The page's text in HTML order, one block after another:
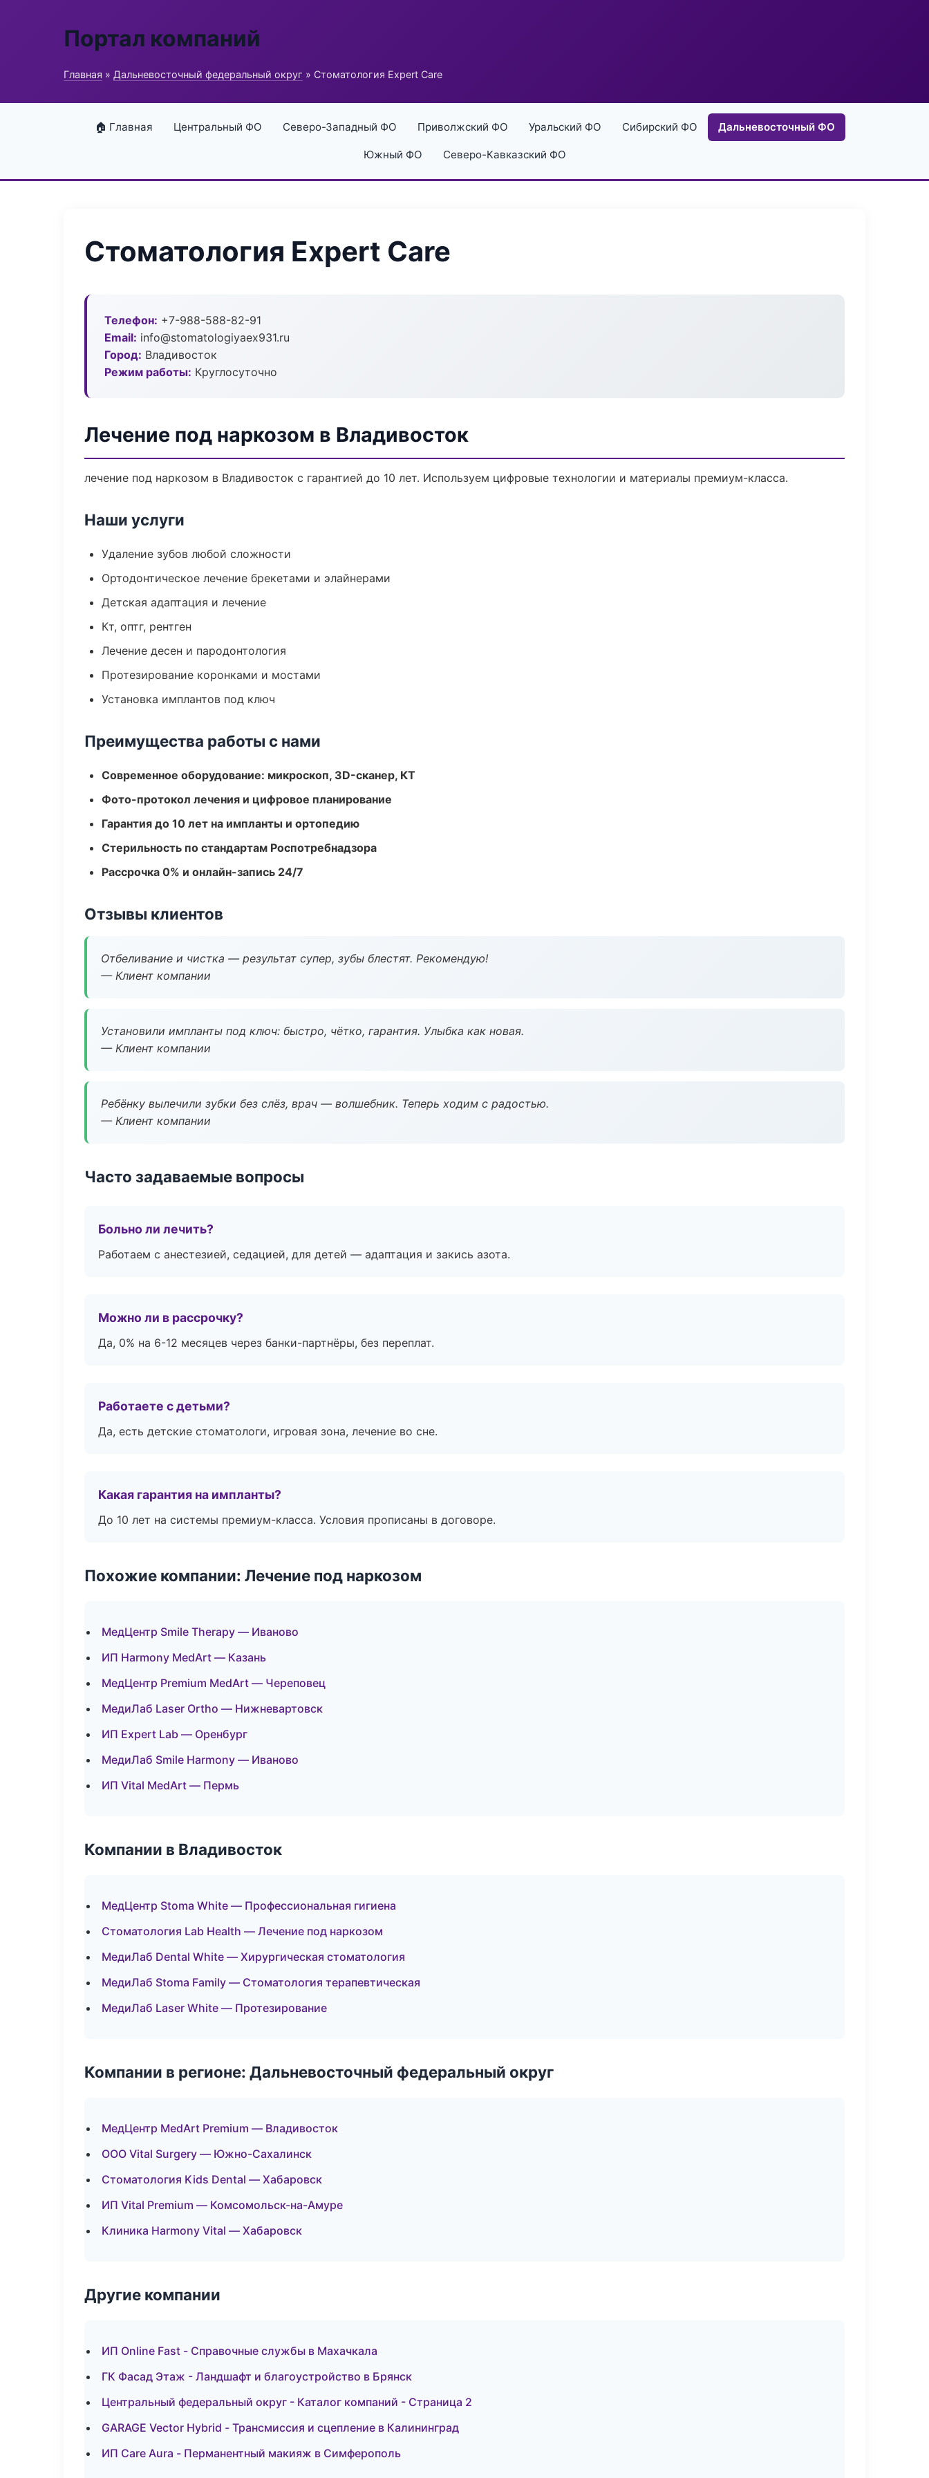
Портал компаний
Главная » Дальневосточный федеральный округ » Стоматология Expert Care
🏠 Главная Центральный ФО Северо-Западный ФО Приволжский ФО Уральский ФО Сибирский ФО Дальневосточный ФО
Южный ФО Северо-Кавказский ФО
Стоматология Expert Care
Телефон: +7-988-588-82-91
Email: info@stomatologiyaex931.ru
Город: Владивосток
Режим работы: Круглосуточно
Лечение под наркозом в Владивосток
лечение под наркозом в Владивосток с гарантией до 10 лет. Используем цифровые технологии и материалы премиум-класса.
Наши услуги
Удаление зубов любой сложности
Ортодонтическое лечение брекетами и элайнерами
Детская адаптация и лечение
Кт, оптг, рентген
Лечение десен и пародонтология
Протезирование коронками и мостами
Установка имплантов под ключ
Преимущества работы с нами
Современное оборудование: микроскоп, 3D-сканер, КТ
Фото-протокол лечения и цифровое планирование
Гарантия до 10 лет на импланты и ортопедию
Стерильность по стандартам Роспотребнадзора
Рассрочка 0% и онлайн-запись 24/7
Отзывы клиентов
Отбеливание и чистка — результат супер, зубы блестят. Рекомендую!
— Клиент компании
Установили импланты под ключ: быстро, чётко, гарантия. Улыбка как новая.
— Клиент компании
Ребёнку вылечили зубки без слёз, врач — волшебник. Теперь ходим с радостью.
— Клиент компании
Часто задаваемые вопросы
Больно ли лечить?
Работаем с анестезией, седацией, для детей — адаптация и закись азота.
Можно ли в рассрочку?
Да, 0% на 6-12 месяцев через банки-партнёры, без переплат.
Работаете с детьми?
Да, есть детские стоматологи, игровая зона, лечение во сне.
Какая гарантия на импланты?
До 10 лет на системы премиум-класса. Условия прописаны в договоре.
Похожие компании: Лечение под наркозом
МедЦентр Smile Therapy — Иваново
ИП Harmony MedArt — Казань
МедЦентр Premium MedArt — Череповец
МедиЛаб Laser Ortho — Нижневартовск
ИП Expert Lab — Оренбург
МедиЛаб Smile Harmony — Иваново
ИП Vital MedArt — Пермь
Компании в Владивосток
МедЦентр Stoma White — Профессиональная гигиена
Стоматология Lab Health — Лечение под наркозом
МедиЛаб Dental White — Хирургическая стоматология
МедиЛаб Stoma Family — Стоматология терапевтическая
МедиЛаб Laser White — Протезирование
Компании в регионе: Дальневосточный федеральный округ
МедЦентр MedArt Premium — Владивосток
ООО Vital Surgery — Южно-Сахалинск
Стоматология Kids Dental — Хабаровск
ИП Vital Premium — Комсомольск-на-Амуре
Клиника Harmony Vital — Хабаровск
Другие компании
ИП Online Fast - Справочные службы в Махачкала
ГК Фасад Этаж - Ландшафт и благоустройство в Брянск
Центральный федеральный округ - Каталог компаний - Страница 2
GARAGE Vector Hybrid - Трансмиссия и сцепление в Калининград
ИП Care Aura - Перманентный макияж в Симферополь